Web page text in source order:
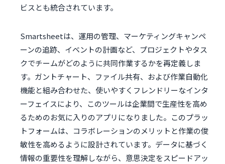
ビスとも統合されています。
Smartsheetは、運用の管理、マーケティングキャンペ
ーンの追跡、イベントの計画など、プロジェクトやタス
クでチームがどのように共同作業するかを再定義しま
す。ガントチャート、ファイル共有、および作業自動化
機能と組み合わせた、使いやすくフレンドリーなインタ
ーフェイスにより、このツールは企業間で生産性を高め
るためのお気に入りのアプリになりました。このプラッ
トフォームは、コラボレーションのメリットと作業の俊
敏性を高めるように設計されています。データに基づく
情報の重要性を理解しながら、意思決定をスピードアッ